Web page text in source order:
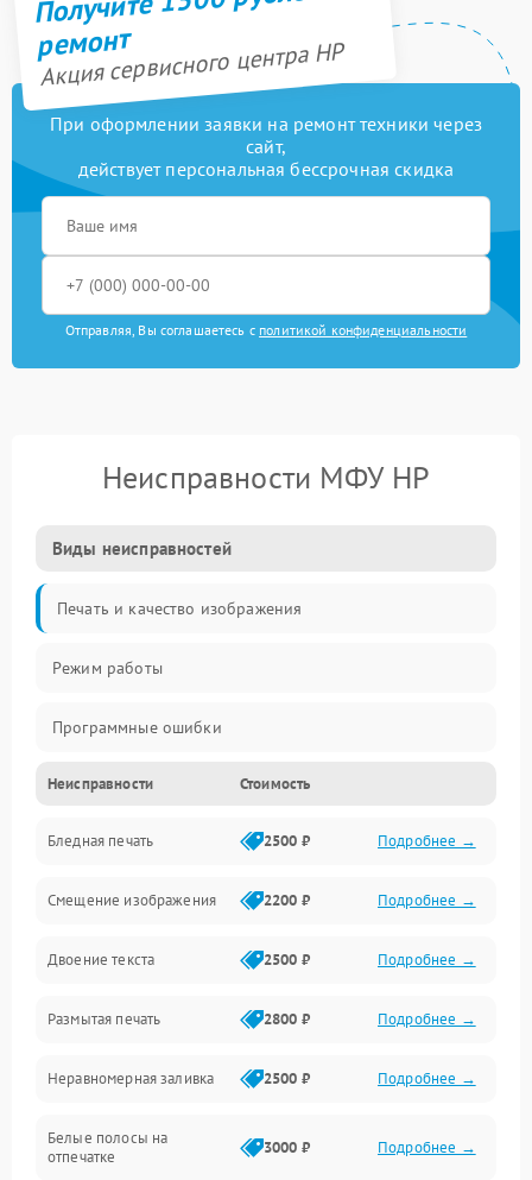
ремонт
Акция сервисного центра HP
При оформлении заявки на ремонт техники через
сайт,
действует персональная бессрочная скидка
Отправляя, Вы соглашаетесь с политикой конфиденциальности
Неисправности МФУ HP
Виды неисправностей
Печать и качество изображения
Режим работы
Программные ошибки
Картриджи и расходники
Сканер и копирование
Механика и узлы
Программные сбои
Подключение и интерфейсы
Дисплей и органы управления
Изображение
Неисправности Стоимость
Бледная печать 2500 ₽ Подробнее →
Смещение изображения 2200 ₽ Подробнее →
Двоение текста 2500 ₽ Подробнее →
Размытая печать 2800 ₽ Подробнее →
Неравномерная заливка 2500 ₽ Подробнее →
Белые полосы на
отпечатке
3000 ₽ Подробнее →